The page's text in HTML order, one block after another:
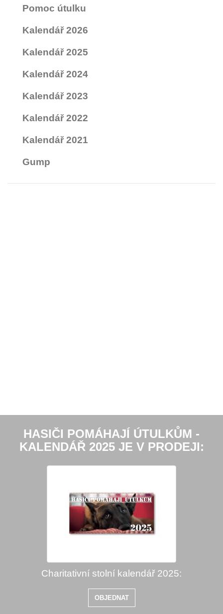
Pomoc útulku
Kalendář 2026
Kalendář 2025
Kalendář 2024
Kalendář 2023
Kalendář 2022
Kalendář 2021
Gump
HASIČI POMÁHAJÍ ÚTULKŮM -
KALENDÁŘ 2025 JE V PRODEJI:
Charitativní stolní kalendář 2025:
OBJEDNAT